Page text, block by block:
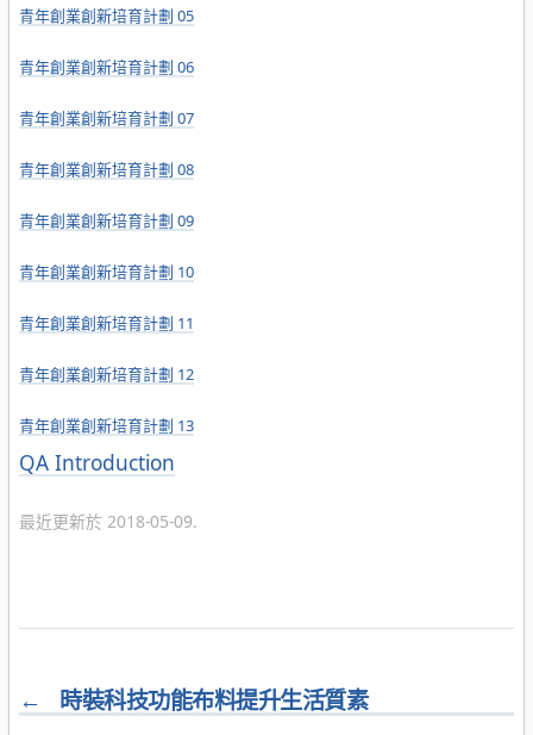
青年創業創新培育計劃 05
青年創業創新培育計劃 06
青年創業創新培育計劃 07
青年創業創新培育計劃 08
青年創業創新培育計劃 09
青年創業創新培育計劃 10
青年創業創新培育計劃 11
青年創業創新培育計劃 12
青年創業創新培育計劃 13
分
QA Introduction
最近更新於 2018-05-09.
←
時裝科技功能布料提升生活質素